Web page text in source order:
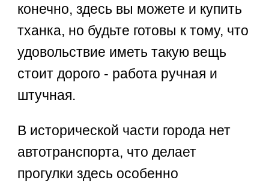
конечно, здесь вы можете и купить
тханка, но будьте готовы к тому, что
удовольствие иметь такую вещь
стоит дорого - работа ручная и
штучная.
В исторической части города нет
автотранспорта, что делает
прогулки здесь особенно